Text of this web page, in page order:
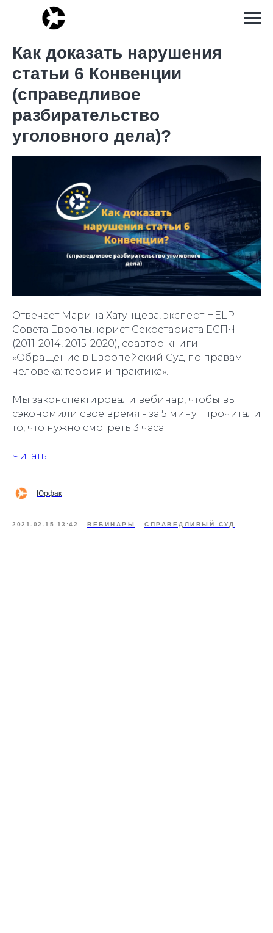
Как доказать нарушения
статьи 6 Конвенции
(справедливое
разбирательство
уголовного дела)?
Отвечает Марина Хатунцева, эксперт HELP
Совета Европы, юрист Секретариата ЕСПЧ
(2011-2014, 2015-2020), соавтор книги
«Обращение в Европейский Суд по правам
человека: теория и практика».
Мы законспектировали вебинар, чтобы вы
сэкономили свое время - за 5 минут прочитали
то, что нужно смотреть 3 часа.
Читать
Юрфак
2021-02-15 13:42 ВЕБИНАРЫ СПРАВЕДЛИВЫЙ СУД